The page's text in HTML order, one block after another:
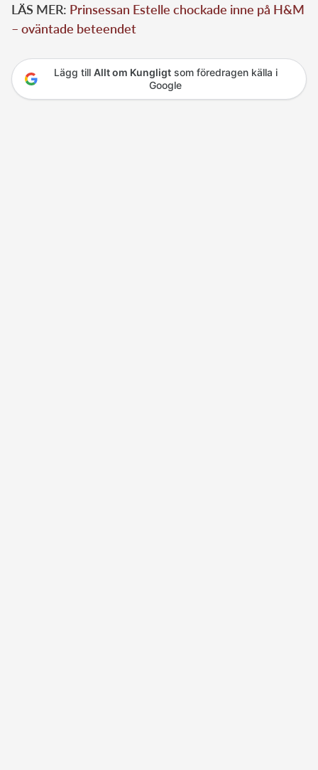
LÄS MER: Prinsessan Estelle chockade inne på H&M
– oväntade beteendet
Lägg till Allt om Kungligtsom föredragen källa i
Google